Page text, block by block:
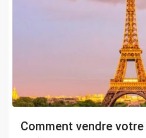
Comment vendre